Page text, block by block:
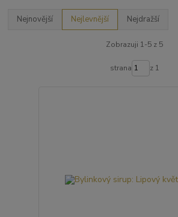
Nejnovější Nejlevnější Nejdražší
Zobrazuji 1-5 z 5
strana z 1